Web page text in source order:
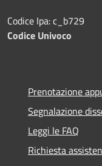
Codice Ipa: c_b729
Codice Univoco
Prenotazione
Segnalazione
Leggi le FAQ
Richiesta